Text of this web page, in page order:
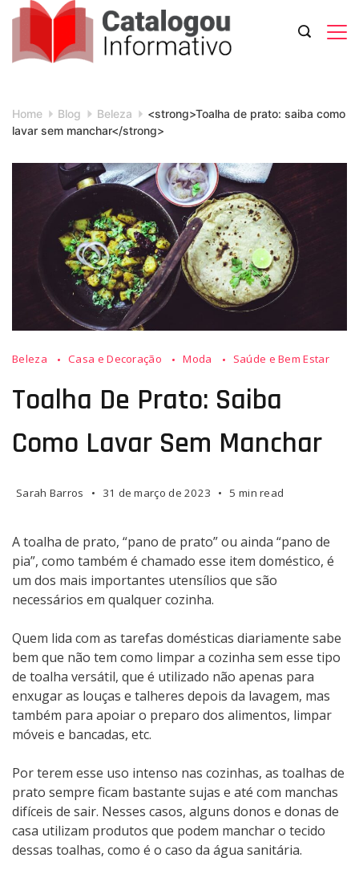
Skip
content
Home Blog Beleza
<strong>Toalha de prato: saiba como
lavar sem manchar</strong>
Beleza Casa e Decoração Moda Saúde e Bem Estar
Toalha De Prato: Saiba
Como Lavar Sem Manchar
Sarah Barros 31 de março de 2023 5 min read
A toalha de prato, “pano de prato” ou ainda “pano de
pia”, como também é chamado esse item doméstico, é
um dos mais importantes utensílios que são
necessários em qualquer cozinha.
Quem lida com as tarefas domésticas diariamente sabe
bem que não tem como limpar a cozinha sem esse tipo
de toalha versátil, que é utilizado não apenas para
enxugar as louças e talheres depois da lavagem, mas
também para apoiar o preparo dos alimentos, limpar
móveis e bancadas, etc.
Por terem esse uso intenso nas cozinhas, as toalhas de
prato sempre ficam bastante sujas e até com manchas
difíceis de sair. Nesses casos, alguns donos e donas de
casa utilizam produtos que podem manchar o tecido
dessas toalhas, como é o caso da água sanitária.